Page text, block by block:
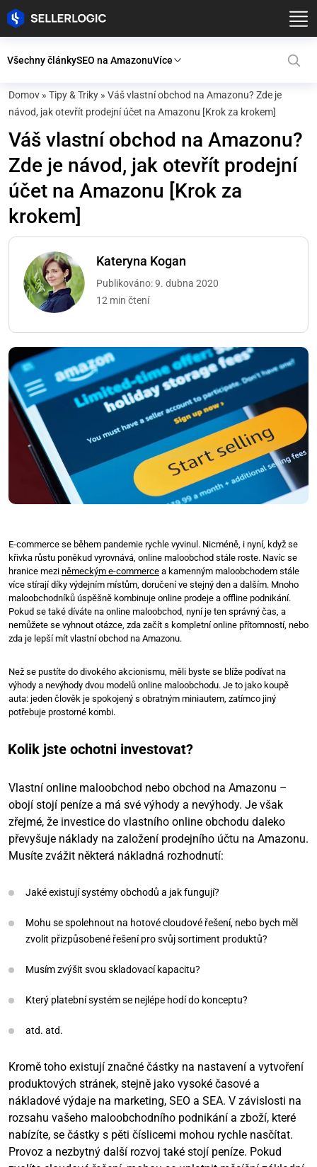
Všechny článkySEO na AmazonuVíce
Domov » Tipy & Triky » Váš vlastní obchod na Amazonu? Zde je
návod, jak otevřít prodejní účet na Amazonu [Krok za krokem]
Váš vlastní obchod na Amazonu?
Zde je návod, jak otevřít prodejní
účet na Amazonu [Krok za
krokem]
Kateryna Kogan
Publikováno: 9. dubna 2020
12 min čtení
E-commerce se během pandemie rychle vyvinul. Nicméně, i nyní, když se
křivka růstu poněkud vyrovnává, online maloobchod stále roste. Navíc se
hranice mezi německým e-commerce a kamenným maloobchodem stále
více stírají díky výdejním místům, doručení ve stejný den a dalším. Mnoho
maloobchodníků úspěšně kombinuje online prodeje a offline podnikání.
Pokud se také díváte na online maloobchod, nyní je ten správný čas, a
nemůžete se vyhnout otázce, zda začít s kompletní online přítomností, nebo
zda je lepší mít vlastní obchod na Amazonu.
Než se pustíte do divokého akcionismu, měli byste se blíže podívat na
výhody a nevýhody dvou modelů online maloobchodu. Je to jako koupě
auta: jeden člověk je spokojený s obratným miniautem, zatímco jiný
potřebuje prostorné kombi.
Kolik jste ochotni investovat?
Vlastní online maloobchod nebo obchod na Amazonu –
obojí stojí peníze a má své výhody a nevýhody. Je však
zřejmé, že investice do vlastního online obchodu daleko
převyšuje náklady na založení prodejního účtu na Amazonu.
Musíte zvážit některá nákladná rozhodnutí:
Jaké existují systémy obchodů a jak fungují?
Mohu se spolehnout na hotové cloudové řešení, nebo bych měl
zvolit přizpůsobené řešení pro svůj sortiment produktů?
Musím zvýšit svou skladovací kapacitu?
Který platební systém se nejlépe hodí do konceptu?
atd. atd.
Kromě toho existují značné částky na nastavení a vytvoření
produktových stránek, stejně jako vysoké časové a
nákladové výdaje na marketing, SEO a SEA. V závislosti na
rozsahu vašeho maloobchodního podnikání a zboží, které
nabízíte, se částky s pěti číslicemi mohou rychle nasčítat.
Provoz a nezbytný další rozvoj také stojí peníze. Pokud